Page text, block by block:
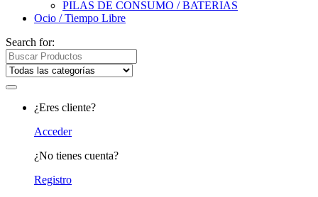
PILAS DE CONSUMO / BATERIAS
Ocio / Tiempo Libre
Search for:
¿Eres cliente?
Acceder
¿No tienes cuenta?
Registro